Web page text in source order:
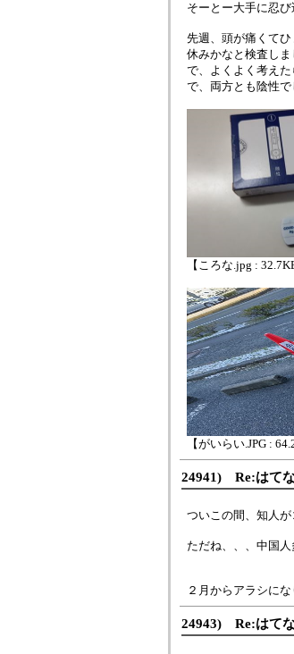
そーとー大手に忍
先週、頭が痛くて
休みかなと検査しま
で、よくよく考え
で、両方とも陰性で
【ころな.jpg :
【がいらい.JPG :
24941) Re:はて
ついこの間、知人が
ただね、、、中国
２月からアラシにな
24943) Re:はて